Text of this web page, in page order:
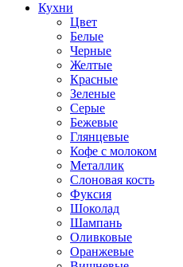
Кухни
Цвет
Белые
Черные
Желтые
Красные
Зеленые
Серые
Бежевые
Глянцевые
Кофе с молоком
Металлик
Слоновая кость
Фуксия
Шоколад
Шампань
Оливковые
Оранжевые